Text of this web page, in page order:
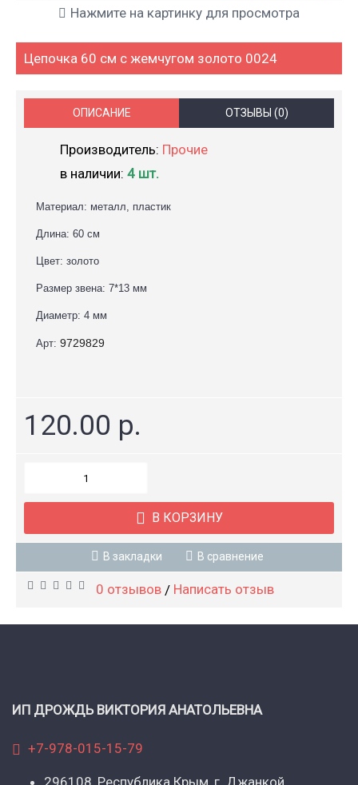
Нажмите на картинку для просмотра
Цепочка 60 см с жемчугом золото 0024
ОПИСАНИЕ ОТЗЫВЫ (0)
Производитель: Прочие
в наличии: 4 шт.
Материал: металл, пластик
Длина: 60 см
Цвет: золото
Размер звена: 7*13 мм
Диаметр: 4 мм
Арт: 9729829
120.00 р.
В КОРЗИНУ
В закладки В сравнение
0 отзывов / Написать отзыв
ИП ДРОЖДЬ ВИКТОРИЯ АНАТОЛЬЕВНА
+7-978-015-15-79
296108, Республика Крым, г. Джанкой